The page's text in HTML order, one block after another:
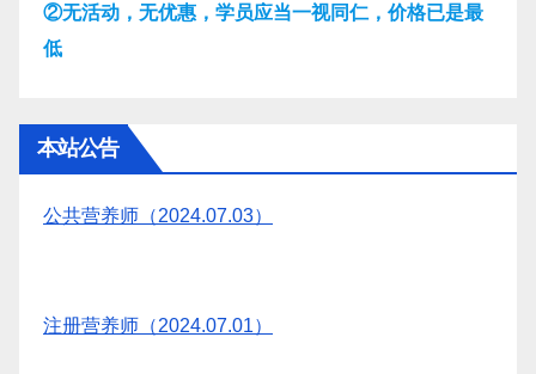
②无活动，无优惠，学员应当一视同仁，价格已是最
低
本站公告
公共营养师（2024.07.03）
注册营养师（2024.07.01）